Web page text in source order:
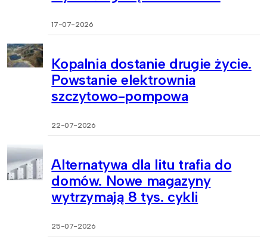
17-07-2026
Kopalnia dostanie drugie życie.
Powstanie elektrownia
szczytowo-pompowa
22-07-2026
Alternatywa dla litu trafia do
domów. Nowe magazyny
wytrzymają 8 tys. cykli
25-07-2026